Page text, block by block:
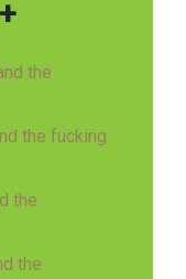
the
the fucking
the
the